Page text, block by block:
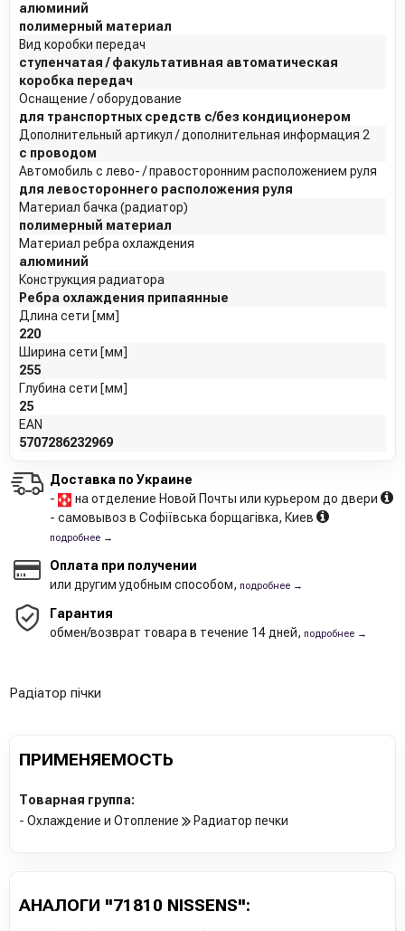
алюминий
полимерный материал
Вид коробки передач
ступенчатая / факультативная автоматическая
коробка передач
Оснащение / оборудование
для транспортных средств с/без кондиционером
Дополнительный артикул / дополнительная информация 2
с проводом
Автомобиль с лево- / правосторонним расположением руля
для левостороннего расположения руля
Материал бачка (радиатор)
полимерный материал
Материал ребра охлаждения
алюминий
Конструкция радиатора
Ребра охлаждения припаянные
Длина сети [мм]
220
Ширина сети [мм]
255
Глубина сети [мм]
25
EAN
5707286232969
Доставка по Украине
-
на отделение Новой Почты или курьером до двери
- самовывоз в Софіївська борщагівка, Киев
подробнее →
Оплата при получении
или другим удобным способом, подробнее →
Гарантия
обмен/возврат товара в течение 14 дней, подробнее →
Радіатор пічки
ПРИМЕНЯЕМОСТЬ
Товарная группа:
- Охлаждение и Отопление
Радиатор печки
АНАЛОГИ "71810 NISSENS":